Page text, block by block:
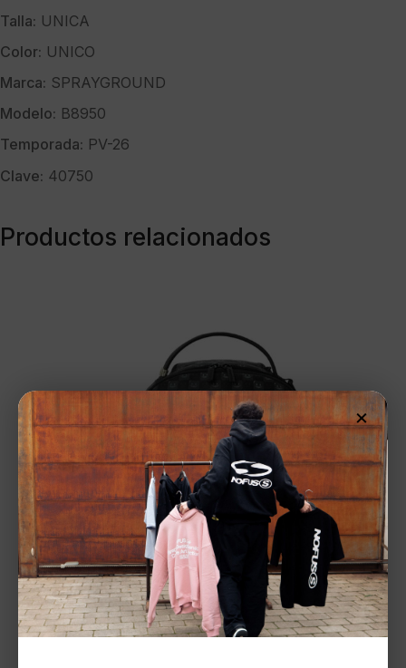
Talla: UNICA
Color: UNICO
Marca: SPRAYGROUND
Modelo: B8950
Temporada: PV-26
Clave: 40750
Productos relacionados
×